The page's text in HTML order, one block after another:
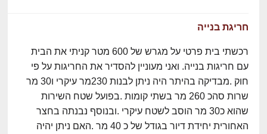
חריגת בנייה
רכשתי בית פרטי על מגרש של 600 מטר קניתי את הבית
עם חריגות בנייה. ואני מעוניין להסדיר את החריגות על פי
חוק .מבדיקה בהיתר היה ניתן לבנות 230מר עיקרי ו30 מר
שרות סהכ 260 מר בשתי קומות .בפועל שטח השירות
שהוא כ30 מר הוסב לשטח עיקרי .ובנוסף נבנתה בחצר
האחורית יחידת דיור בגודל של כ 40 מר .האם ניתן יהיה